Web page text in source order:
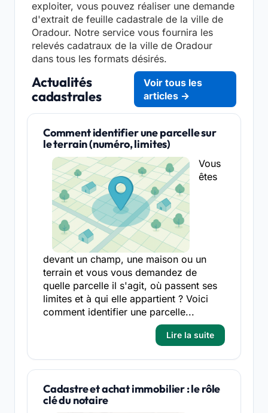
exploiter, vous pouvez réaliser une demande
d'extrait de feuille cadastrale de la ville de
Oradour. Notre service vous fournira les
relevés cadatraux de la ville de Oradour
dans tous les formats désirés.
Actualités
cadastrales
Voir tous les
articles →
Comment identifier une parcelle sur
le terrain (numéro, limites)
Vous
êtes
devant un champ, une maison ou un
terrain et vous vous demandez de
quelle parcelle il s'agit, où passent ses
limites et à qui elle appartient ? Voici
comment identifier une parcelle...
Lire la suite
Cadastre et achat immobilier : le rôle
clé du notaire